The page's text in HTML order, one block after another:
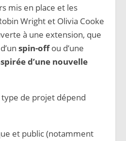
mis en place et les
Wright et Olivia Cooke
à une extension, que
spin-offou d’une
d’une nouvelle
type de projet dépend
et public (notamment